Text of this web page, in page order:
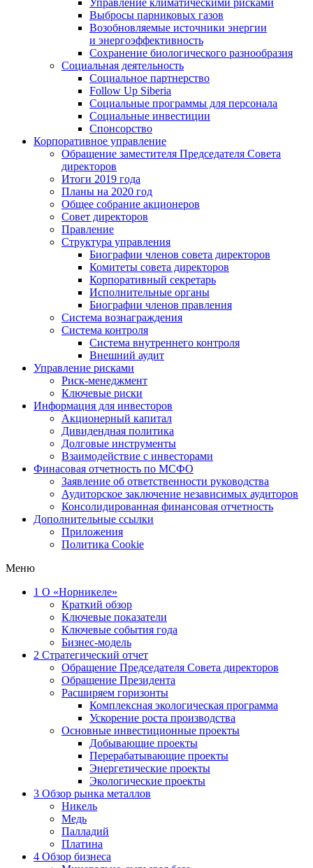
Управление климатическими рисками
Выбросы парниковых газов
Возобновляемые источники энергии
и энергоэффективность
Сохранение биологического разнообразия
Социальная деятельность
Социальное партнерство
Follow Up Siberia
Социальные программы для персонала
Социальные инвестиции
Спонсорство
Корпоративное управление
Обращение заместителя Председателя Совета
директоров
Итоги 2019 года
Планы на 2020 год
Общее собрание акционеров
Совет директоров
Правление
Структура управления
Биографии членов совета директоров
Комитеты совета директоров
Корпоративный секретарь
Исполнительные органы
Биографии членов правления
Система вознаграждения
Система контроля
Система внутреннего контроля
Внешний аудит
Управление рисками
Риск-менеджмент
Ключевые риски
Информация для инвесторов
Акционерный капитал
Дивидендная политика
Долговые инструменты
Взаимодействие с инвеcторами
Финасовая отчетность по МСФО
Заявление об ответственности руководства
Аудиторское заключение независимых аудиторов
Консолидированная финансовая отчетность
Дополнительные ссылки
Приложения
Политика Cookie
Меню
1 О «Норникеле»
Краткий обзор
Ключевые показатели
Ключевые события года
Бизнес-модель
2 Стратегический отчет
Обращение Председателя Совета директоров
Обращение Президента
Расширяем горизонты
Комплексная экологическая программа
Ускорение роста производства
Основные инвестиционные проекты
Добывающие проекты
Перерабатывающие проекты
Энергетические проекты
Экологические проекты
3 Обзор рынка металлов
Никель
Медь
Палладий
Платина
4 Обзор бизнеса